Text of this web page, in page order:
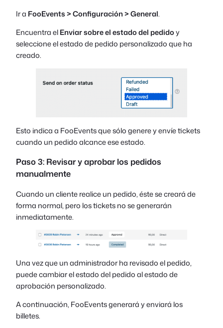
Ir a FooEvents > Configuración > General.
Encuentra elEnviar sobre el estado del pedidoy
seleccione el estado de pedido personalizado que ha
creado.
Esto indica a FooEvents que sólo genere y envíe tickets
cuando un pedido alcance ese estado.
Paso 3: Revisar y aprobar los pedidos
manualmente
Cuando un cliente realice un pedido, éste se creará de
forma normal, pero los tickets no se generarán
inmediatamente.
Una vez que un administrador ha revisado el pedido,
puede cambiar el estado del pedido al estado de
aprobación personalizado.
A continuación, FooEvents generará y enviará los
billetes.